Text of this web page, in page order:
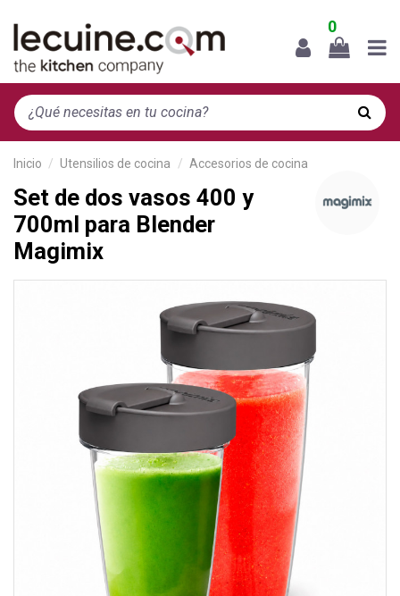
0
Inicio Utensilios de cocina Accesorios de cocina
Set de dos vasos 400 y
700ml para Blender
Magimix